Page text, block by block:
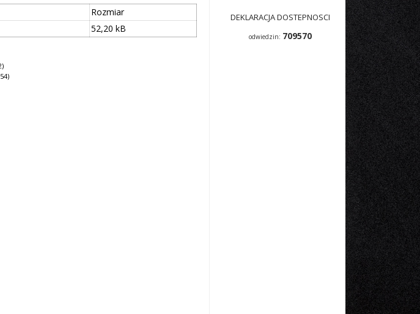
Rozmiar
52,20 kB
DEKLARACJA DOSTEPNOSCI
odwiedzin: 709570